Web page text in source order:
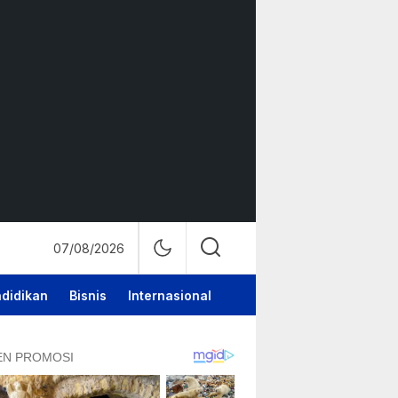
07/08/2026
Bisnis Internasional